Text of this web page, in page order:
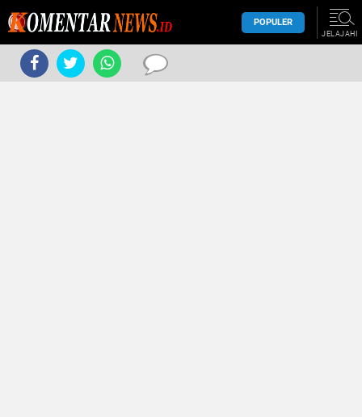
POPULER
JELAJAHI